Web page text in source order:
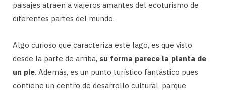
paisajes atraen a viajeros amantes del ecoturismo de
diferentes partes del mundo.
Algo curioso que caracteriza este lago, es que visto
desde la parte de arriba, su forma parece la planta de
un pie. Además, es un punto turístico fantástico pues
contiene un centro de desarrollo cultural, parque